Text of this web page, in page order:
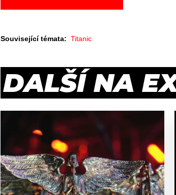
Související témata: Titanic
DALŠÍ NA